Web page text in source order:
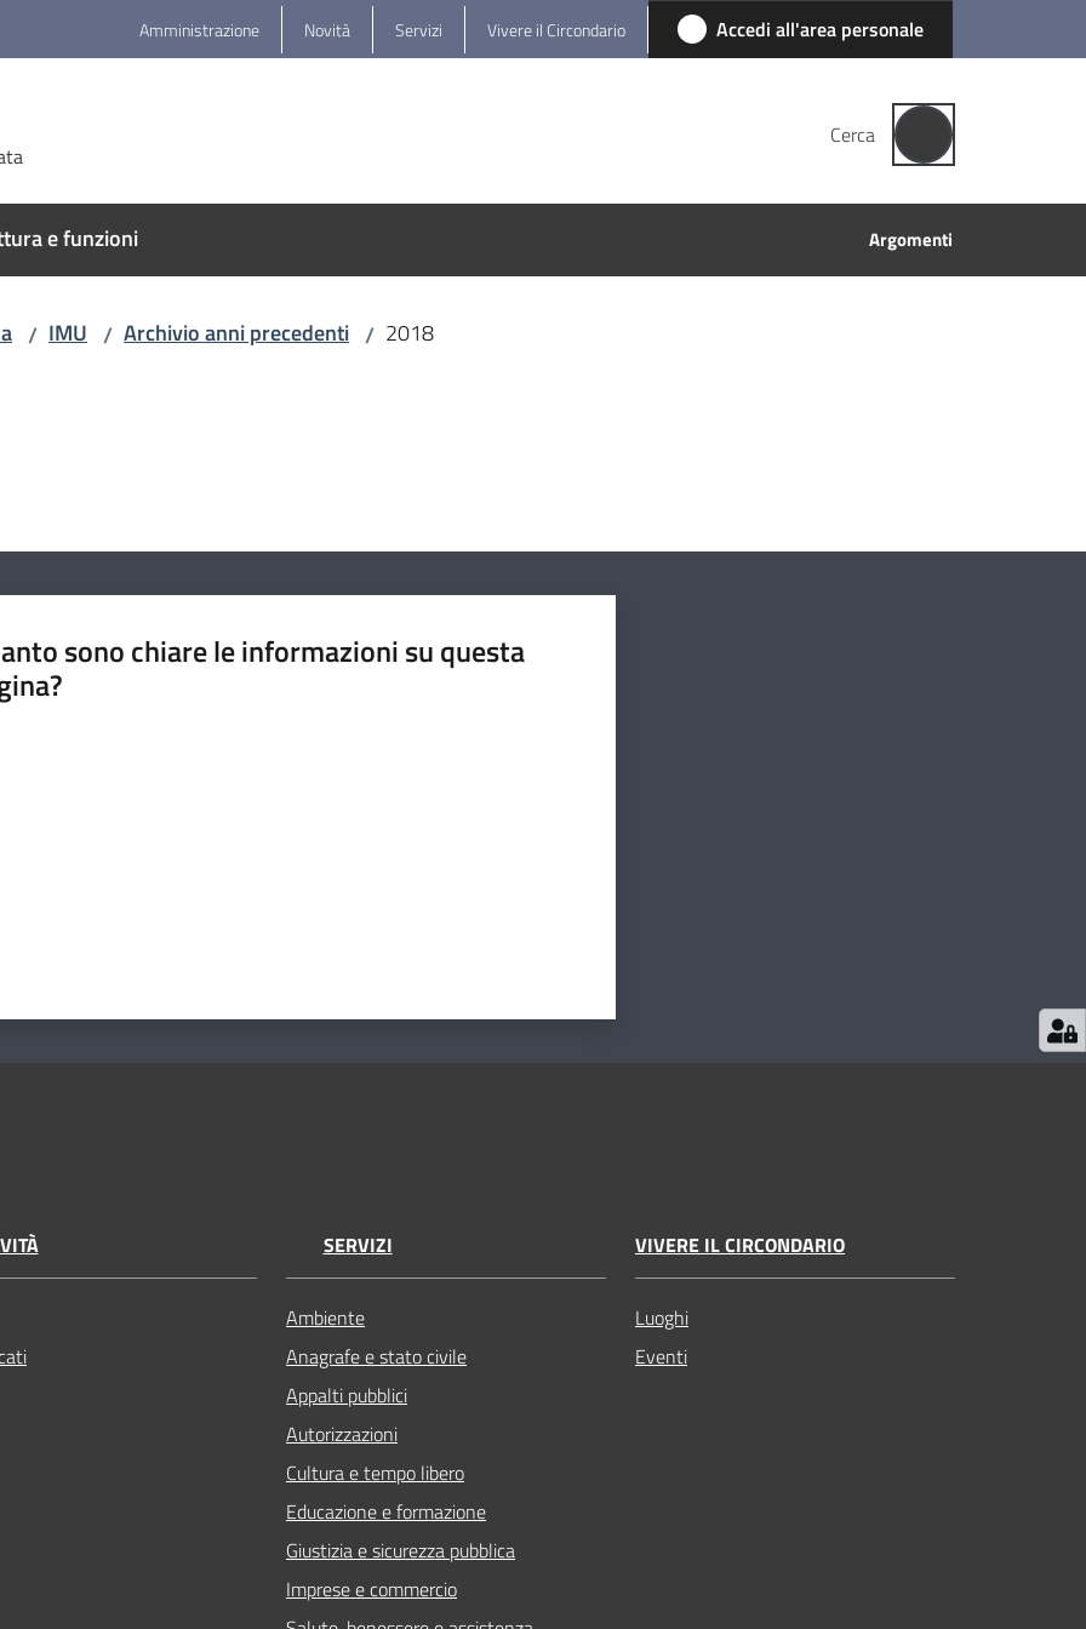
Amministrazione Novità Servizi Vivere il Circondario Accedi all'area personale
Cerca
e funzioni Argomenti
/ IMU / Archivio anni precedenti / 2018
sono chiare le informazioni su questa
SERVIZI
Ambiente
Anagrafe e stato civile
Appalti pubblici
Autorizzazioni
Cultura e tempo libero
Educazione e formazione
Giustizia e sicurezza pubblica
Imprese e commercio
VIVERE IL CIRCONDARIO
Luoghi
Eventi